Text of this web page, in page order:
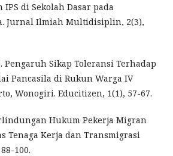
di Sekolah Dasar pada
Jurnal Ilmiah Multidisiplin, 2(3),
Pengaruh Sikap Toleransi Terhadap
Pancasila di Rukun Warga IV
Wonogiri. Educitizen, 1(1), 57-67.
Hukum Pekerja Migran
Tenaga Kerja dan Transmigrasi
100.